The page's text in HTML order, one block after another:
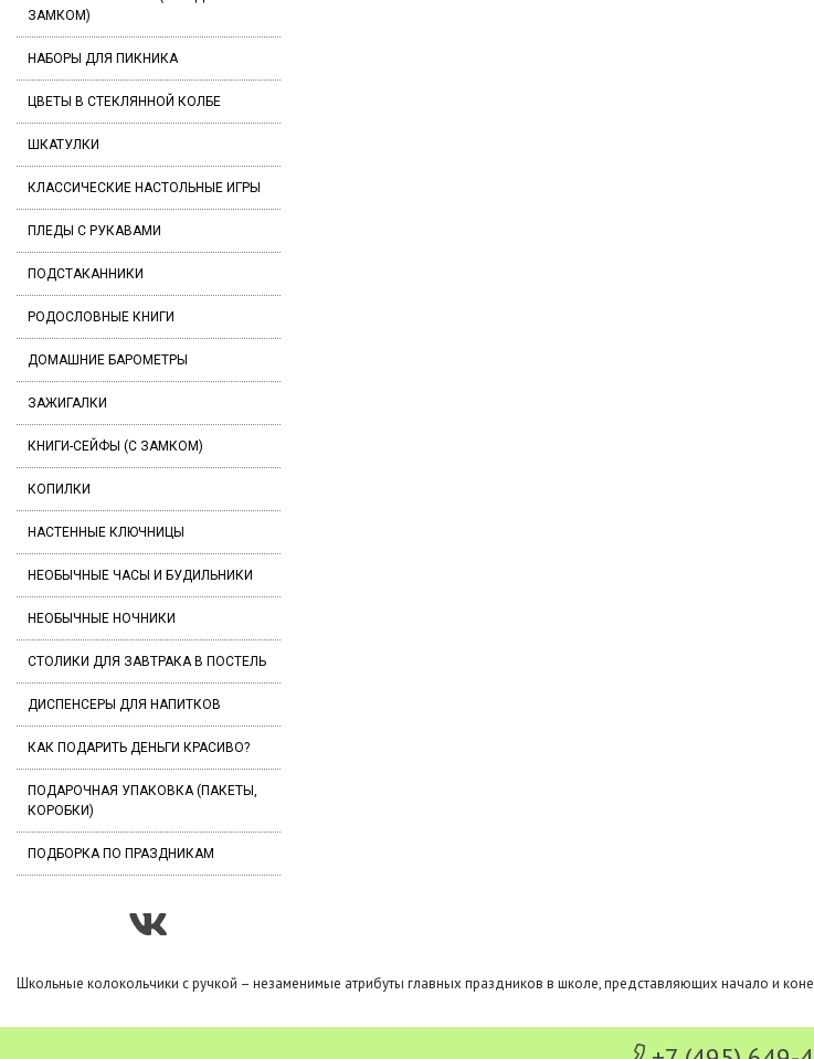
ЗАМКОМ)
НАБОРЫ ДЛЯ ПИКНИКА
ЦВЕТЫ В СТЕКЛЯННОЙ КОЛБЕ
ШКАТУЛКИ
КЛАССИЧЕСКИЕ НАСТОЛЬНЫЕ ИГРЫ
ПЛЕДЫ С РУКАВАМИ
ПОДСТАКАННИКИ
РОДОСЛОВНЫЕ КНИГИ
ДОМАШНИЕ БАРОМЕТРЫ
ЗАЖИГАЛКИ
КНИГИ-СЕЙФЫ (С ЗАМКОМ)
КОПИЛКИ
НАСТЕННЫЕ КЛЮЧНИЦЫ
НЕОБЫЧНЫЕ ЧАСЫ И БУДИЛЬНИКИ
НЕОБЫЧНЫЕ НОЧНИКИ
СТОЛИКИ ДЛЯ ЗАВТРАКА В ПОСТЕЛЬ
ДИСПЕНСЕРЫ ДЛЯ НАПИТКОВ
КАК ПОДАРИТЬ ДЕНЬГИ КРАСИВО?
ПОДАРОЧНАЯ УПАКОВКА (ПАКЕТЫ,
КОРОБКИ)
ПОДБОРКА ПО ПРАЗДНИКАМ
Школьные колокольчики с ручкой – незаменимые атрибуты главных праздников в школе, представляющих начало и